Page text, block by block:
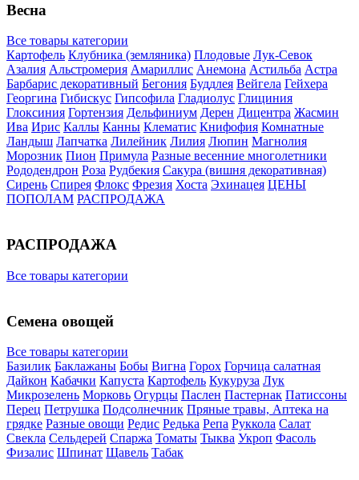
Весна
Все товары категории
Картофель Клубника (земляника) Плодовые Лук-Севок
Азалия Альстромерия Амариллис Анемона Астильба Астра
Барбарис декоративный Бегония Буддлея Вейгела Гейхера
Георгина Гибискус Гипсофила Гладиолус Глициния
Глоксиния Гортензия Дельфиниум Дерен Дицентра Жасмин
Ива Ирис Каллы Канны Клематис Книфофия Комнатные
Ландыш Лапчатка Лилейник Лилия Люпин Магнолия
Морозник Пион Примула Разные весенние многолетники
Рододендрон Роза Рудбекия Сакура (вишня декоративная)
Сирень Спирея Флокс Фрезия Хоста Эхинацея ЦЕНЫ
ПОПОЛАМ РАСПРОДАЖА
РАСПРОДАЖА
Все товары категории
Семена овощей
Все товары категории
Базилик Баклажаны Бобы Вигна Горох Горчица салатная
Дайкон Кабачки Капуста Картофель Кукуруза Лук
Микрозелень Морковь Огурцы Паслен Пастернак Патиссоны
Перец Петрушка Подсолнечник Пряные травы, Аптека на
грядке Разные овощи Редис Редька Репа Руккола Салат
Свекла Сельдерей Спаржа Томаты Тыква Укроп Фасоль
Физалис Шпинат Щавель Табак